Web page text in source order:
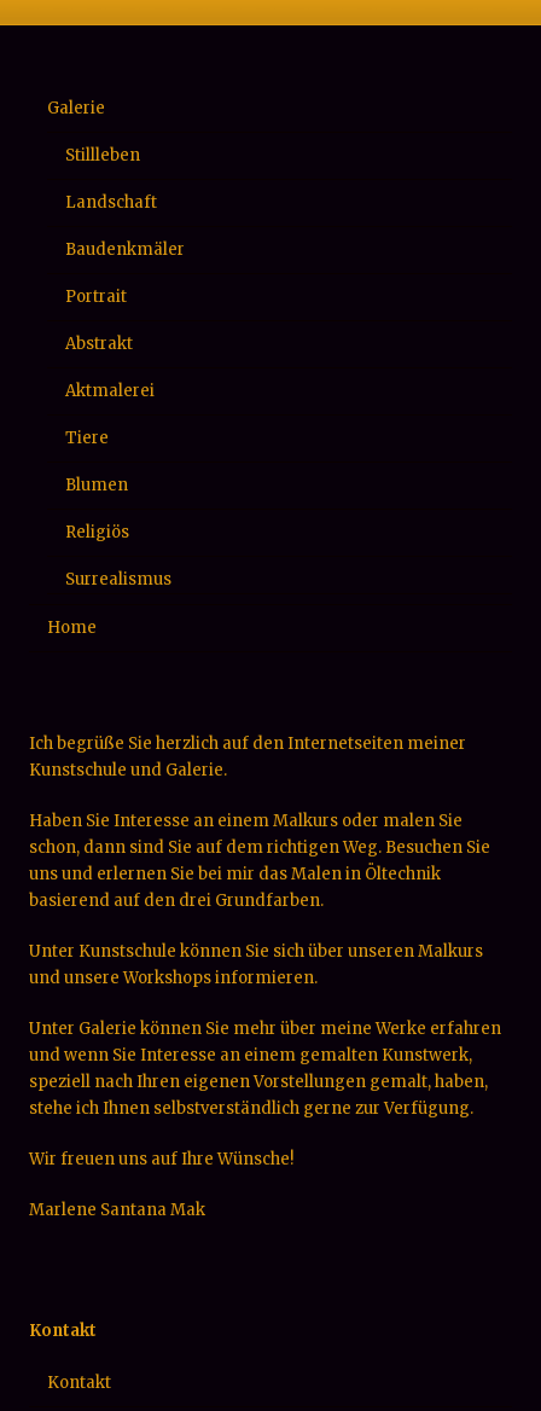
Galerie
Stillleben
Landschaft
Baudenkmäler
Portrait
Abstrakt
Aktmalerei
Tiere
Blumen
Religiös
Surrealismus
Home
Ich begrüße Sie herzlich auf den Internetseiten meiner
Kunstschule und Galerie.
Haben Sie Interesse an einem Malkurs oder malen Sie
schon, dann sind Sie auf dem richtigen Weg. Besuchen Sie
uns und erlernen Sie bei mir das Malen in Öltechnik
basierend auf den drei Grundfarben.
Unter Kunstschule können Sie sich über unseren Malkurs
und unsere Workshops informieren.
Unter Galerie können Sie mehr über meine Werke erfahren
und wenn Sie Interesse an einem gemalten Kunstwerk,
speziell nach Ihren eigenen Vorstellungen gemalt, haben,
stehe ich Ihnen selbstverständlich gerne zur Verfügung.
Wir freuen uns auf Ihre Wünsche!
Marlene Santana Mak
Kontakt
Kontakt